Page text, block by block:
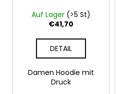
Auf Lager (>5 St)
€41,70
DETAIL
Damen Hoodie mit
Druck